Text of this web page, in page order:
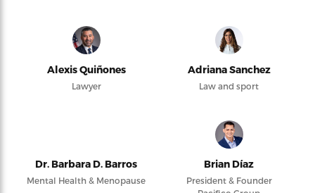
Alexis Quiñones
Lawyer
Adriana Sanchez
Law and sport
Dr. Barbara D. Barros
Mental Health & Menopause
Brian Díaz
President & Founder